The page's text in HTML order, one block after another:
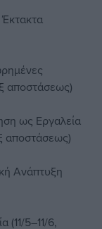
αποστάσεως)
ως Εργαλεία
αποστάσεως)
Ανάπτυξη
(11/5–11/6,